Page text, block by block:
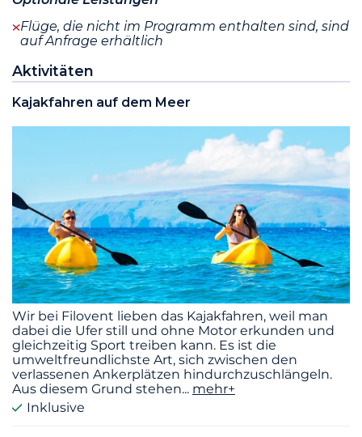
Flüge, die nicht im Programm enthalten sind, sind
auf Anfrage erhältlich
Aktivitäten
Kajakfahren auf dem Meer
Wir bei Filovent lieben das Kajakfahren, weil man
dabei die Ufer still und ohne Motor erkunden und
gleichzeitig Sport treiben kann. Es ist die
umweltfreundlichste Art, sich zwischen den
verlassenen Ankerplätzen hindurchzuschlängeln.
Aus diesem Grund stehen... mehr+
Inklusive